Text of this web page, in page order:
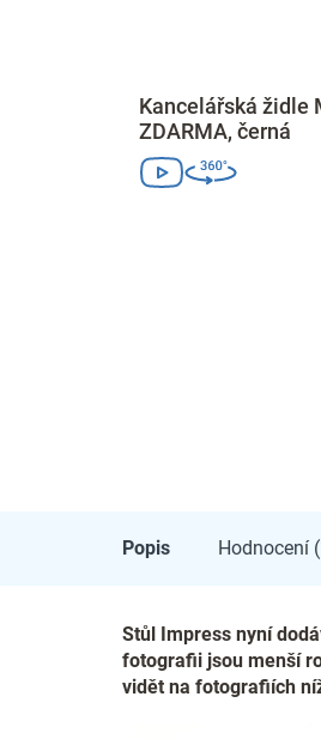
Kancelářská židle
ZDARMA, černá
Popis Hodnocení
Stůl Impress nyní
fotografii jsou menší
vidět na fotografiích